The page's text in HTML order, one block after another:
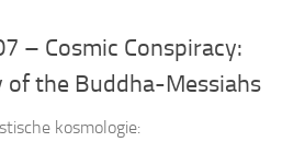
– Cosmic Conspiracy:
of the Buddha-Messiahs
kosmologie: